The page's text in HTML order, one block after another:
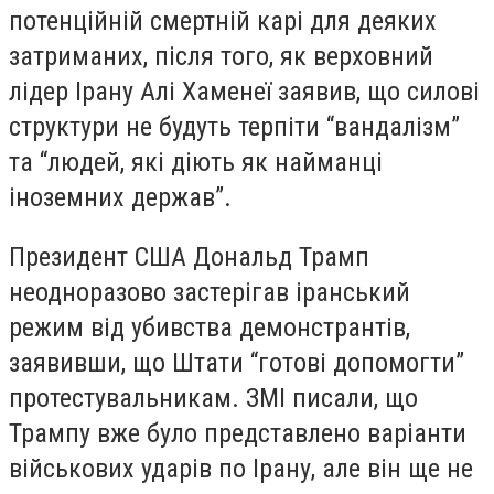
потенційній смертній карі для деяких
затриманих, після того, як верховний
лідер Ірану Алі Хаменеї заявив, що силові
структури не будуть терпіти “вандалізм”
та “людей, які діють як найманці
іноземних держав”.
Президент США Дональд Трамп
неодноразово застерігав іранський
режим від убивства демонстрантів,
заявивши, що Штати “готові допомогти”
протестувальникам. ЗМІ писали, що
Трампу вже було представлено варіанти
військових ударів по Ірану, але він ще не